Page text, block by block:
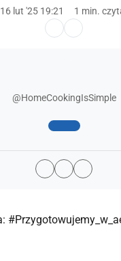
16 lut '25 19:21 1 min.
@HomeCookingIsSimple